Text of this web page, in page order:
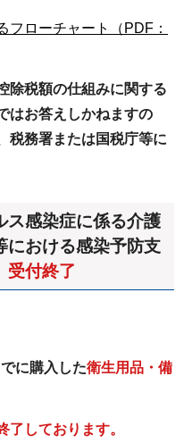
フローチャート（PDF：
除税額の仕組みに関する
はお答えしかねますの
税務署または国税庁等に
ス感染症に係る介護
における感染予防支
受付終了
でに購入した衛生用品・備
しております。